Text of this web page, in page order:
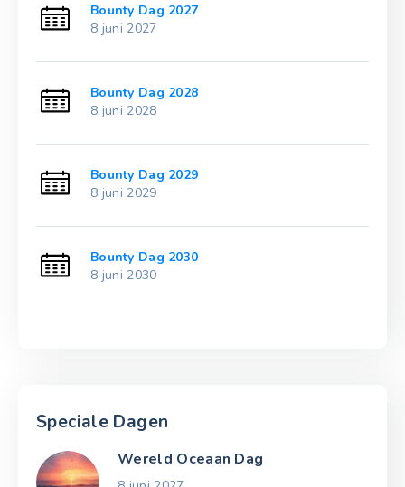
Bounty Dag 2027
8 juni 2027
Bounty Dag 2028
8 juni 2028
Bounty Dag 2029
8 juni 2029
Bounty Dag 2030
8 juni 2030
Speciale Dagen
Wereld Oceaan Dag